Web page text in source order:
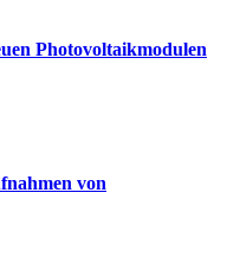
Photovoltaikmodulen
von